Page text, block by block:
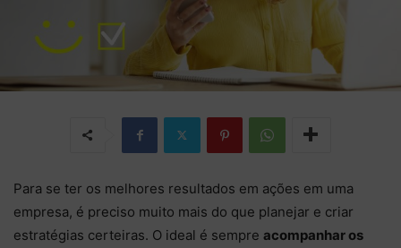
Para se ter os melhores resultados em ações em uma
empresa, é preciso muito mais do que planejar e criar
estratégias certeiras. O ideal é sempre acompanhar os